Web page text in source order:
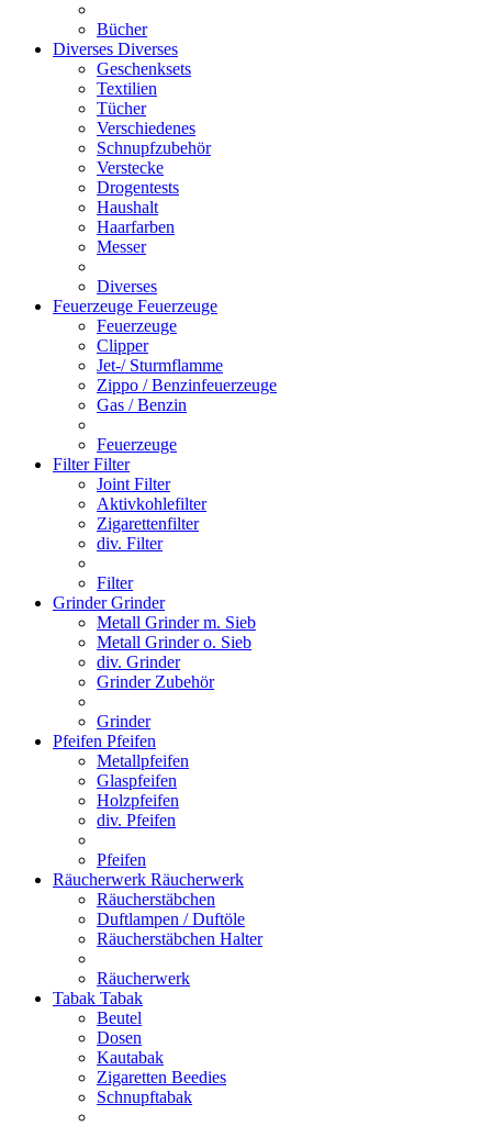
Bücher
Diverses Diverses
Geschenksets
Textilien
Tücher
Verschiedenes
Schnupfzubehör
Verstecke
Drogentests
Haushalt
Haarfarben
Messer
Diverses
Feuerzeuge Feuerzeuge
Feuerzeuge
Clipper
Jet-/ Sturmflamme
Zippo / Benzinfeuerzeuge
Gas / Benzin
Feuerzeuge
FilterFilter
Joint Filter
Aktivkohlefilter
Zigarettenfilter
div. Filter
Filter
GrinderGrinder
Metall Grinder m. Sieb
Metall Grinder o. Sieb
div. Grinder
Grinder Zubehör
Grinder
Pfeifen Pfeifen
Metallpfeifen
Glaspfeifen
Holzpfeifen
div. Pfeifen
Pfeifen
Räucherwerk Räucherwerk
Räucherstäbchen
Duftlampen / Duftöle
Räucherstäbchen Halter
Räucherwerk
Tabak Tabak
Beutel
Dosen
Kautabak
Zigaretten Beedies
Schnupftabak